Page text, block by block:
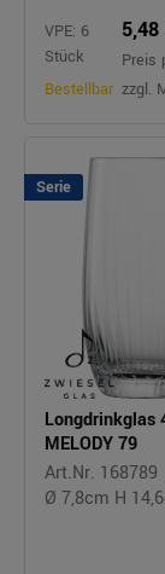
VPE: 6
Stück
Bestellbar
Preis
zzgl.
Serie
Longdrinkglas
MELODY 79
Art.Nr. 168789
Ø 7,8cm H